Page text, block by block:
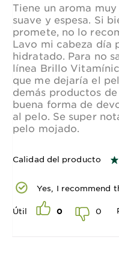
Tiene un aroma
suave y espesa. Si
promete, no lo
Lavo mi cabeza día
hidratado. Para no
línea Brillo
que me dejaría el
demás productos
buena forma de
al pelo. Se super
pelo mojado.
Calidad del producto
Yes, I recommend
Útil 0 0